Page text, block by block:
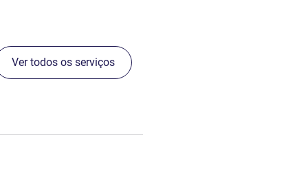
Ver todos os serviços